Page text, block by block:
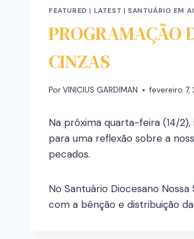
FEATURED | LATEST | SANTUÁRIO EM
PROGRAMAÇÃO
CINZAS
PorVINICIUS GARDIMAN fevereiro 7,
Na próxima quarta-feira (14/
para uma reflexão sobre a
pecados.
No Santuário Diocesano
com a bênção e distribuição